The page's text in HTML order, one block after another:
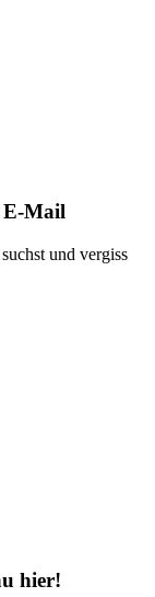
E-Mail
und vergiss
hier!